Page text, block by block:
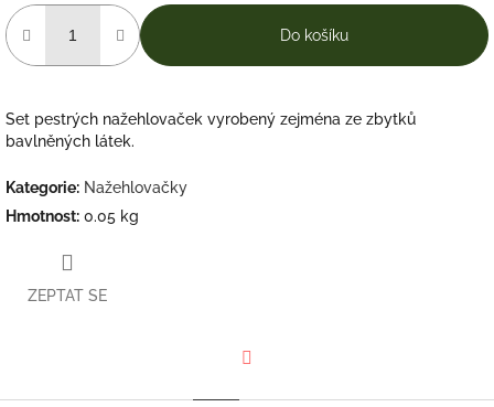
Do košíku
Set pestrých nažehlovaček vyrobený zejména ze zbytků
bavlněných látek.
Kategorie: Nažehlovačky
Hmotnost: 0.05 kg
ZEPTAT SE